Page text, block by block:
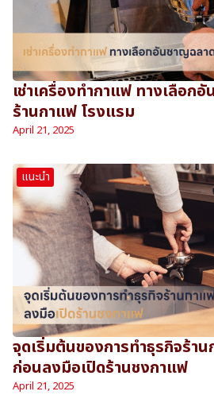
เช่าเครื่องทำกาแฟ ทางเลือก
ร้านกาแฟ โรงแรม
April 21, 2025
แนะนำ
จุดเริ่มต้นของการทำธุรกิจร้า
ก่อนลงมือเปิดร้านชงกาแฟ
April 21, 2025